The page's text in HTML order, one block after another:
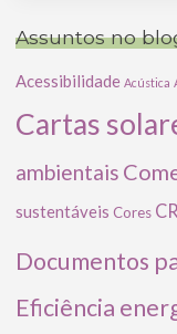
Assuntos no
Acessibilidade Acústica
Cartas
ambientais
sustentáveis Cores
Documentos
Eficiência